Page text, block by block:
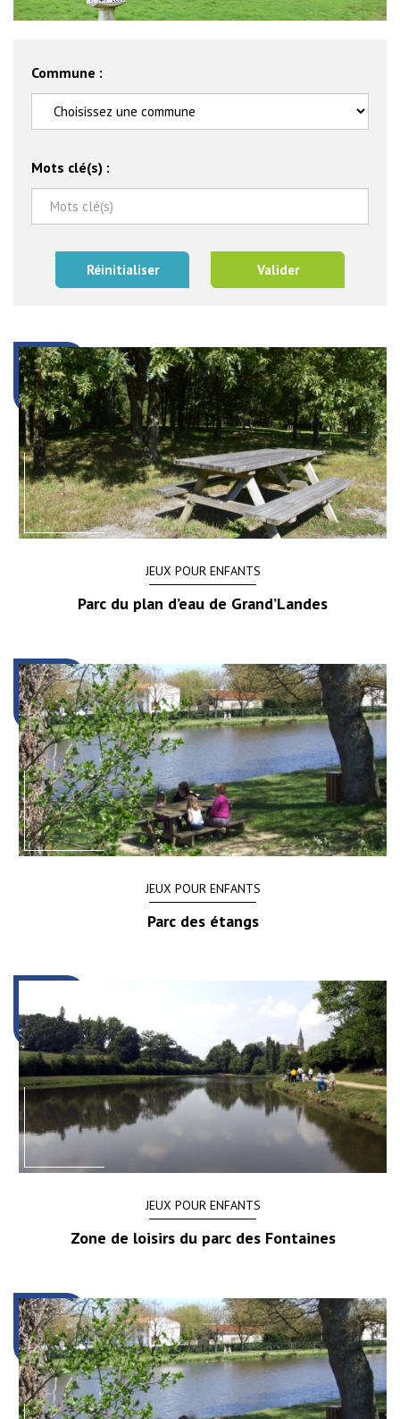
Commune :
Mots clé(s) :
Réinitialiser Valider
JEUX POUR ENFANTS
Parc du plan d’eau de Grand’Landes
JEUX POUR ENFANTS
Parc des étangs
JEUX POUR ENFANTS
Zone de loisirs du parc des Fontaines